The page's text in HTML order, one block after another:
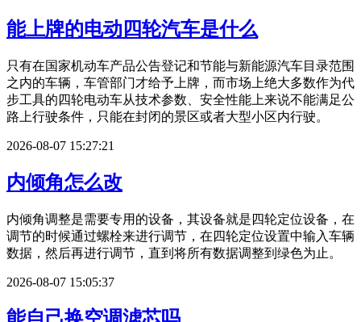
能上牌的电动四轮汽车是什么
只有在国家机动车产品公告登记和节能与新能源汽车目录范围
之内的车辆，车管部门才给予上牌，而市场上绝大多数作为代
步工具的四轮电动车从技术参数、安全性能上来说不能满足公
路上行驶条件，只能在封闭的景区或者大型小区内行驶。
2026-08-07 15:27:21
内倾角怎么改
内倾角调整是需要专用的设备，其设备就是四轮定位设备，在
调节的时候通过螺栓来进行调节，在四轮定位设置中输入车辆
数据，然后再进行调节，直到将所有数据调整到绿色为止。
2026-08-07 15:05:37